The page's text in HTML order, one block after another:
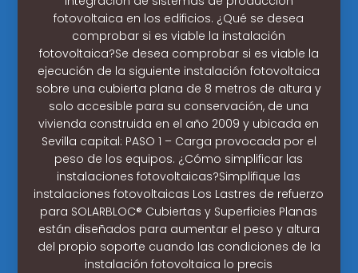
fotovoltaica en los edificios. ¿Qué se desea
comprobar si es viable la instalación
fotovoltaica?Se desea comprobar si es viable la
ejecución de la siguiente instalación fotovoltaica
sobre una cubierta plana de 8 metros de altura y
solo accesible para su conservación, de una
vivienda construida en el año 2009 y ubicada en
Sevilla capital: PASO 1 – Carga provocada por el
peso de los equipos. ¿Cómo simplificar las
instalaciones fotovoltaicas?Simplifique las
instalaciones fotovoltaicas Los Lastres de refuerzo
para SOLARBLOC® Cubiertas y Superficies Planas
están diseñados para aumentar el peso y altura
del propio soporte cuando las condiciones de la
instalación fotovoltaica lo precis